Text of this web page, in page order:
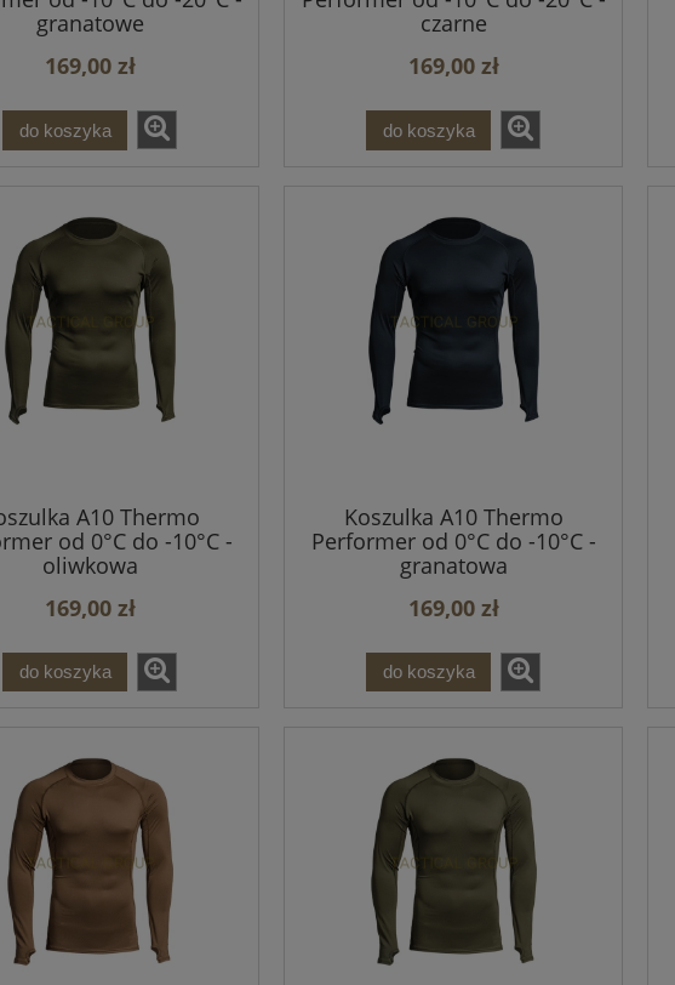
granatowe
169,00 zł
do koszyka
czarne
169,00 zł
do koszyka
A10 Thermo
od 0°C do -10°C -
oliwkowa
169,00 zł
do koszyka
Koszulka A10 Thermo
Performer od 0°C do -10°C -
granatowa
169,00 zł
do koszyka